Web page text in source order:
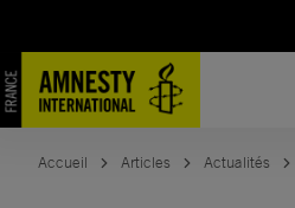
contenu
Accueil Articles Actualités